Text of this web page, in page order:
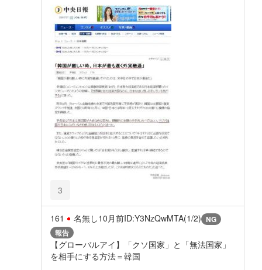
3
161 名無し10月前ID:Y3NzQwMTA(1/2) NG
報告
【グローバルアイ】「クソ国家」と「無法国家」
を相手にする方法＝韓国